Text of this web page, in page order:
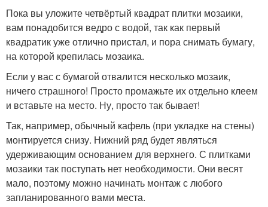
Пока вы уложите четвёртый квадрат плитки мозаики,
вам понадобится ведро с водой, так как первый
квадратик уже отлично пристал, и пора снимать бумагу,
на которой крепилась мозаика.
Если у вас с бумагой отвалится несколько мозаик,
ничего страшного! Просто промажьте их отдельно клеем
и вставьте на место. Ну, просто так бывает!
Так, например, обычный кафель (при укладке на стены)
монтируется снизу. Нижний ряд будет являться
удерживающим основанием для верхнего. С плитками
мозаики так поступать нет необходимости. Они весят
мало, поэтому можно начинать монтаж с любого
запланированного вами места.